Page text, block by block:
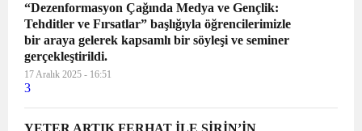
“Dezenformasyon Çağında Medya ve Gençlik:
Tehditler ve Fırsatlar” başlığıyla öğrencilerimizle
bir araya gelerek kapsamlı bir söyleşi ve seminer
gerçekleştirildi.
17 Aralık 2025 - 16:51
3
YETER ARTIK FERHAT İLE ŞİRİN’İN